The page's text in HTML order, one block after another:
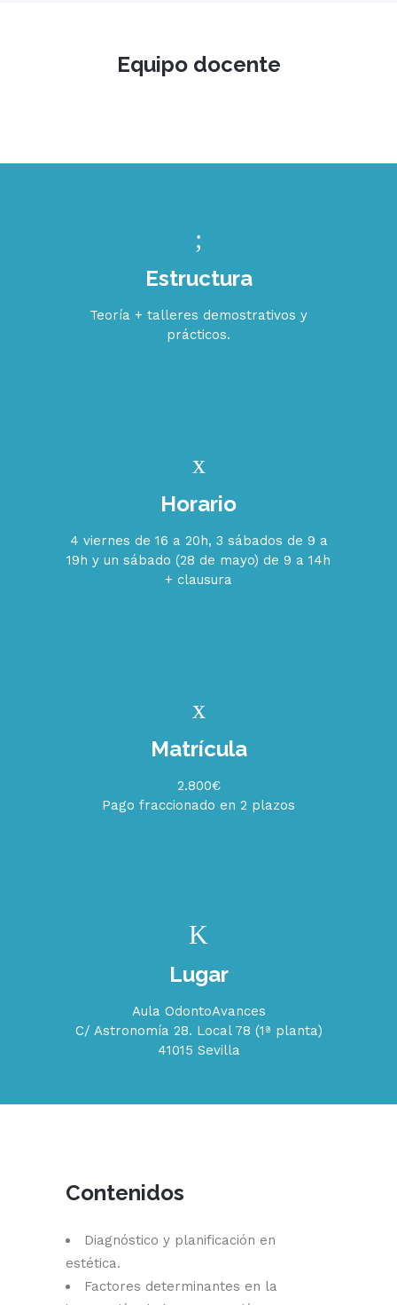
Equipo docente
Estructura
Teoría + talleres demostrativos y
prácticos.
Horario
4 viernes de 16 a 20h, 3 sábados de 9 a
19h y un sábado (28 de mayo) de 9 a 14h
+ clausura
Matrícula
2.800€
Pago fraccionado en 2 plazos
Lugar
Aula OdontoAvances
C/ Astronomía 28. Local 78 (1ª planta)
41015 Sevilla
Contenidos
Diagnóstico y planificación en
estética.
Factores determinantes en la